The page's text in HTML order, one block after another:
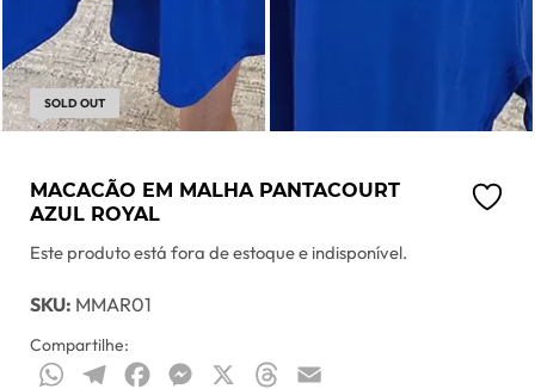
SOLD OUT
MACACÃO EM MALHA PANTACOURT
AZUL ROYAL
Este produto está fora de estoque e indisponível.
SKU: MMAR01
Compartilhe:
WhatsAppTelegramFacebookMessenger Threads